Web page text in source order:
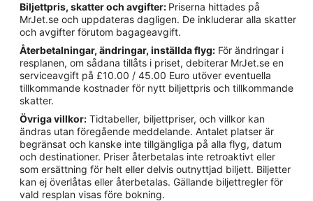
Biljettpris, skatter och avgifter: Priserna hittades på
MrJet.se och uppdateras dagligen. De inkluderar alla skatter
och avgifter förutom bagageavgift.
Återbetalningar, ändringar, inställda flyg: För ändringar i
resplanen, om sådana tillåts i priset, debiterar MrJet.se en
serviceavgift på £10.00 / 45.00 Euro utöver eventuella
tillkommande kostnader för nytt biljettpris och tillkommande
skatter.
Övriga villkor: Tidtabeller, biljettpriser, och villkor kan
ändras utan föregående meddelande. Antalet platser är
begränsat och kanske inte tillgängliga på alla flyg, datum
och destinationer. Priser återbetalas inte retroaktivt eller
som ersättning för helt eller delvis outnyttjad biljett. Biljetter
kan ej överlåtas eller återbetalas. Gällande biljettregler för
vald resplan visas före bokning.